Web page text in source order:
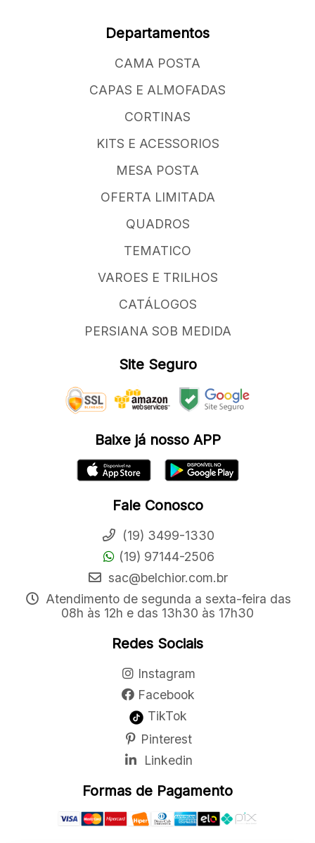
Departamentos
CAMA POSTA
CAPAS E ALMOFADAS
CORTINAS
KITS E ACESSORIOS
MESA POSTA
OFERTA LIMITADA
QUADROS
TEMATICO
VAROES E TRILHOS
CATÁLOGOS
PERSIANA SOB MEDIDA
Site Seguro
Baixe já nosso APP
Fale Conosco
(19) 3499-1330
(19) 97144-2506
sac@belchior.com.br
Atendimento de segunda a sexta-feira das
08h às 12h e das 13h30 às 17h30
Redes Sociais
Instagram
Facebook
TikTok
Pinterest
Linkedin
Formas de Pagamento